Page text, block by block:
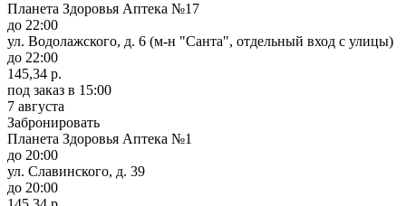
Планета Здоровья Аптека №17
до 22:00
ул. Водолажского, д. 6 (м-н "Санта", отдельный вход с улицы)
до 22:00
145,34 р.
под заказ в 15:00
7 августа
Забронировать
Планета Здоровья Аптека №1
до 20:00
ул. Славинского, д. 39
до 20:00